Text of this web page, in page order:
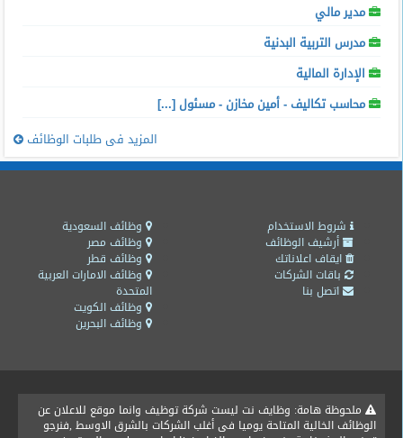
مدير مالي
مدرس التربية البدنية
الإدارة المالية
محاسب تكاليف - أمين مخازن - مسئول [...]
المزيد فى طلبات الوظائف
وظائف السعودية
وظائف مصر
وظائف قطر
وظائف الامارات العربية
المتحدة
وظائف الكويت
وظائف البحرين
شروط الاستخدام
أرشيف الوظائف
ايقاف اعلاناتك
باقات الشركات
اتصل بنا
ملحوظة هامة: وظايف نت ليست شركة توظيف وانما موقع للاعلان عن
الوظائف الخالية المتاحة يوميا فى أغلب الشركات بالشرق الاوسط ,فنرجو